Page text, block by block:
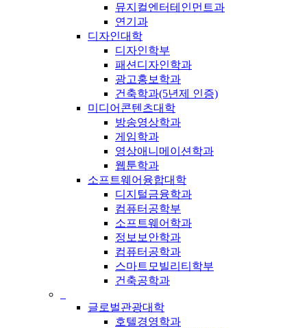
뮤지컬엔터테인먼트과
연기과
디자인대학
디자인학부
패션디자인학과
광고홍보학과
건축학과(5년제 인증)
미디어콘텐츠대학
방송영상학과
게임학과
영상애니메이션학과
웹툰학과
소프트웨어융합대학
디지털금융학과
컴퓨터공학부
소프트웨어학과
정보보안학과
컴퓨터공학과
스마트모빌리티학부
건축공학과
글로벌관광대학
호텔경영학과